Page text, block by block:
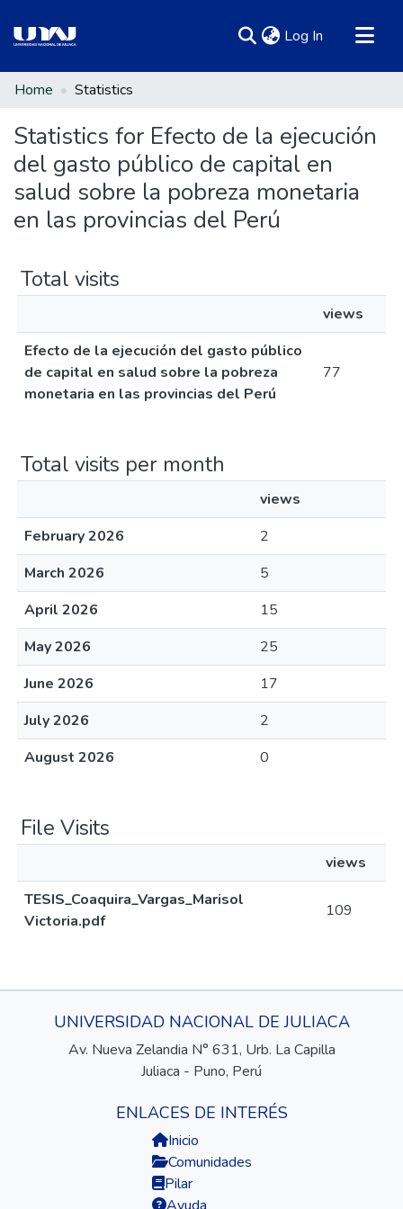
Log In (current)
Communities & Collections
Home Statistics
Statistics for Efecto de la ejecución
del gasto público de capital en
salud sobre la pobreza monetaria
en las provincias del Perú
Total visits
views
Efecto de la ejecución del gasto público
de capital en salud sobre la pobreza
monetaria en las provincias del Perú
77
Total visits per month
views
February 2026
2
March 2026
5
April 2026
15
May 2026
25
June 2026
17
July 2026
2
August 2026
0
File Visits
views
TESIS_Coaquira_Vargas_Marisol
Victoria.pdf
109
UNIVERSIDAD NACIONAL DE JULIACA
Av. Nueva Zelandia N° 631, Urb. La Capilla
Juliaca - Puno, Perú
ENLACES DE INTERÉS
Inicio
Comunidades
Pilar